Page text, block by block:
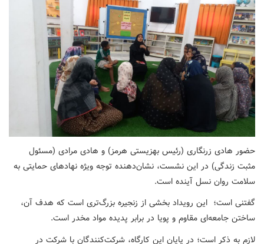
حضور هادی زرنگاری (رئیس بهزیستی هرمز) و هادی مرادی (مسئول
مثبت زندگی) در این نشست، نشان‌دهنده توجه ویژه نهادهای حمایتی به
سلامت روان نسل آینده است.
گفتنی است؛ این رویداد بخشی از زنجیره بزرگ‌تری است که هدف آن،
ساختن جامعه‌ای مقاوم و پویا در برابر پدیده مواد مخدر است.
لازم به ذکر است؛ در پایان این کارگاه، شرکت‌کنندگان با شرکت در